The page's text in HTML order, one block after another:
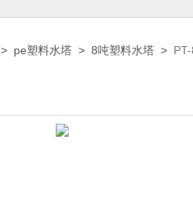
> pe塑料水塔 > 8吨塑料水塔 >